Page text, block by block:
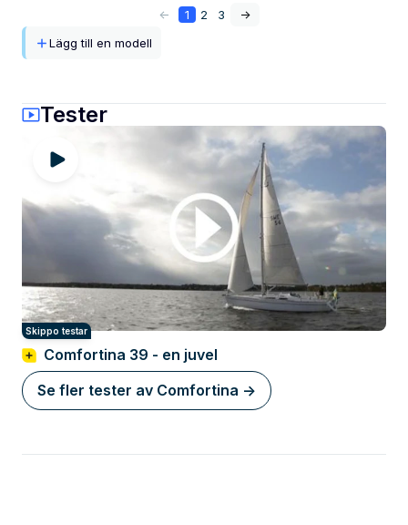
<- 1 2 3
->
Lägg till en modell
Tester
Skippo testar
Comfortina 39 - en juvel
Se fler tester av Comfortina ->